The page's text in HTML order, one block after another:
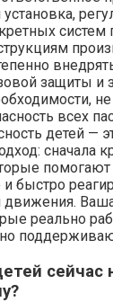
систем
защиты и
всех
детей —
сначала
быстро
реально
сейчас